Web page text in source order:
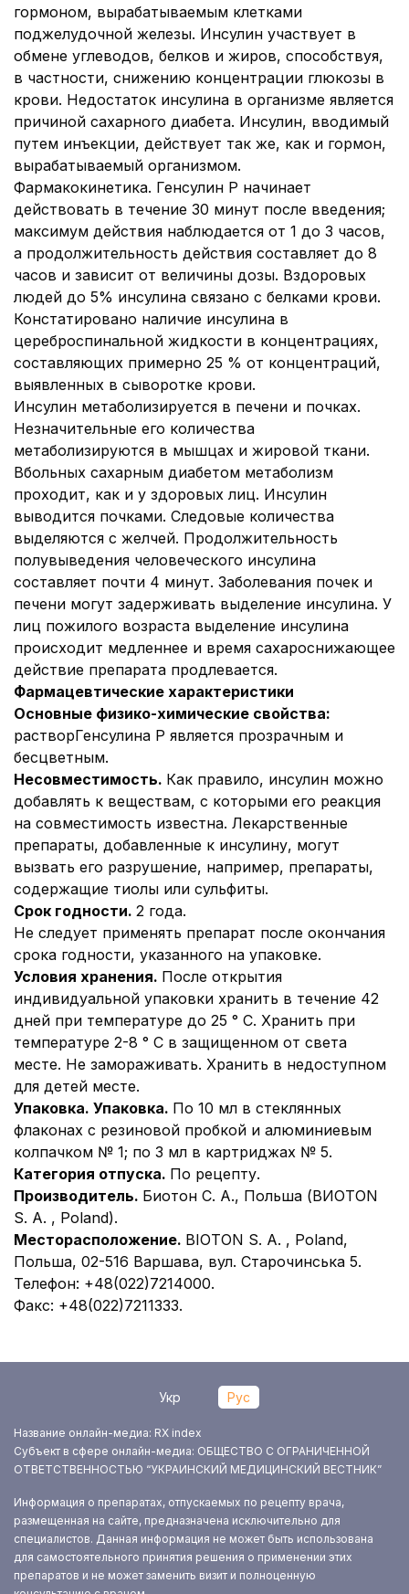
гормоном, вырабатываемым клетками
поджелудочной железы. Инсулин участвует в
обмене углеводов, белков и жиров, способствуя,
в частности, снижению концентрации глюкозы в
крови. Недостаток инсулина в организме является
причиной сахарного диабета. Инсулин, вводимый
путем инъекции, действует так же, как и гормон,
вырабатываемый организмом.
Фармакокинетика. Генсулин Р начинает
действовать в течение 30 минут после введения;
максимум действия наблюдается от 1 до 3 часов,
а продолжительность действия составляет до 8
часов и зависит от величины дозы. Вздоровых
людей до 5% инсулина связано с белками крови.
Констатировано наличие инсулина в
цереброспинальной жидкости в концентрациях,
составляющих примерно 25 % от концентраций,
выявленных в сыворотке крови.
Инсулин метаболизируется в печени и почках.
Незначительные его количества
метаболизируются в мышцах и жировой ткани.
Вбольных сахарным диабетом метаболизм
проходит, как и у здоровых лиц. Инсулин
выводится почками. Следовые количества
выделяются с желчей. Продолжительность
полувыведения человеческого инсулина
составляет почти 4 минут. Заболевания почек и
печени могут задерживать выделение инсулина. У
лиц пожилого возраста выделение инсулина
происходит медленнее и время сахароснижающее
действие препарата продлевается.
Фармацевтические характеристики
Основные физико-химические свойства:
растворГенсулина Р является прозрачным и
бесцветным.
Несовместимость. Как правило, инсулин можно
добавлять к веществам, с которыми его реакция
на совместимость известна. Лекарственные
препараты, добавленные к инсулину, могут
вызвать его разрушение, например, препараты,
содержащие тиолы или сульфиты.
Срок годности. 2 года.
Не следует применять препарат после окончания
срока годности, указанного на упаковке.
Условия хранения. После открытия
индивидуальной упаковки хранить в течение 42
дней при температуре до 25 ° С. Хранить при
температуре 2-8 ° С в защищенном от света
месте. Не замораживать. Хранить в недоступном
для детей месте.
Упаковка. Упаковка. По 10 мл в стеклянных
флаконах с резиновой пробкой и алюминиевым
колпачком № 1; по 3 мл в картриджах № 5.
Категория отпуска. По рецепту.
Производитель. Биотон С. А., Польша (ВИОТОN
S. A. , Poland).
Месторасположение. ВІОТОN S. A. , Poland,
Польша, 02-516 Варшава, вул. Старочинська 5.
Телефон: +48(022)7214000.
Факс: +48(022)7211333.
Укр Рус
Название онлайн-медиа: RX index
Субъект в сфере онлайн-медиа: ОБЩЕСТВО С ОГРАНИЧЕННОЙ
ОТВЕТСТВЕННОСТЬЮ “УКРАИНСКИЙ МЕДИЦИНСКИЙ ВЕСТНИК”
Информация о препаратах, отпускаемых по рецепту врача,
размещенная на сайте, предназначена исключительно для
специалистов. Данная информация не может быть использована
для самостоятельного принятия решения о применении этих
препаратов и не может заменить визит и полноценную